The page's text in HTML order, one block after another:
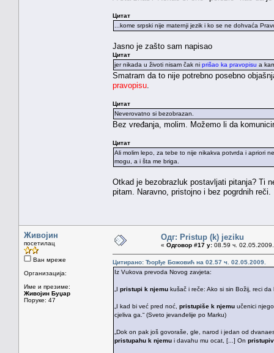
Цитат
...kome srpski nije maternji jezik i ko se ne dohvaća
Jasno je zašto sam napisao
Цитат
jer nikada u životi nisam čak ni prišao ka pravopisu a
Smatram da to nije potrebno posebno
pravopisu
Цитат
Neverovatno si bezobrazan.
Bez vređanja, molim. Možemo li da
Цитат
Ali molim lepo, za tebe to nije nikakva potvrda i apriori
mogu, a i šta me briga.
Otkad je bezobrazluk postavljati pitanja? Ti
pitam. Naravno, pristojno i bez pogrdnih reči.
Живојин
посетилац
Ван мреже
Организација:
Име и презиме:
Живојин Буџар
Поруке: 47
Одг: Pristup (k) jeziku
« Одговор #17 у: 08.59 ч.
Цитирано: Ђорђе Божовић на 02.57 ч. 02.05.2009.
Iz Vukova prevoda Novog zavjeta:
„I pristupi k njemu kušač i reče: Ako si sin Božij, reci
„I kad bi već pred noć, pristupiše k njemu učenici
cjeliva ga.“ (Sveto jevanđelije po Marku)
„Dok on pak još govoraše, gle, narod i jedan od
pristupahu k njemu i davahu mu ocat, [...] On